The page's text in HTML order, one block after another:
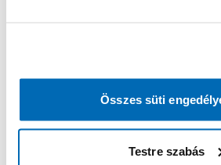
Összes süti
Testre szabás